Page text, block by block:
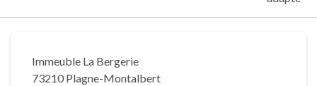
Immeuble La Bergerie
73210 Plagne-Montalbert